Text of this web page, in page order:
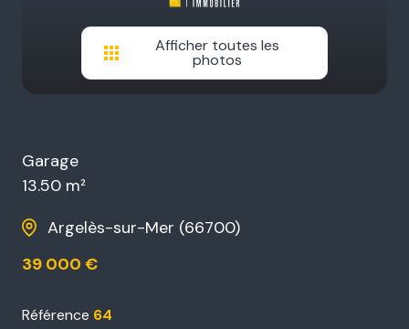
Afficher toutes les
photos
Garage
13.50 m²
Argelès-sur-Mer (66700)
39 000 €
Référence 64